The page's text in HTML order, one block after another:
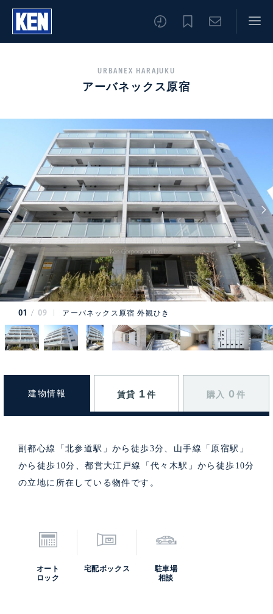
URBANEX HARAJUKU
アーバネックス原宿
01 09 アーバネックス原宿 外観ひき
建物情報 賃貸 1 件 購入 0 件
副都心線「北参道駅」から徒歩3分、山手線「原宿駅」
から徒歩10分、都営大江戸線「代々木駅」から徒歩10分
の立地に所在している物件です。
オート
ロック
宅配ボックス
駐車場
相談